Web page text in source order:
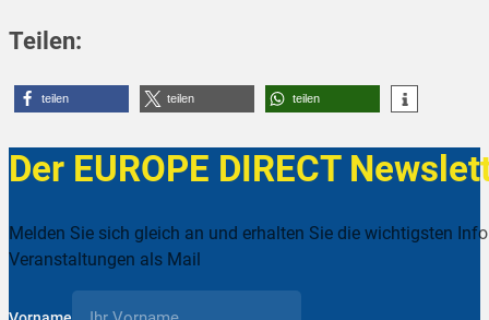
Teilen:
teilen teilen teilen
Der EUROPE DIRECT
Melden Sie sich gleich an und erhalten Sie die wichtigsten
Veranstaltungen als Mail